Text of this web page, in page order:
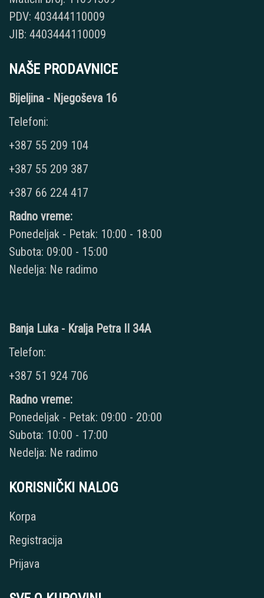
PDV: 403444110009
JIB: 4403444110009
NAŠE PRODAVNICE
Bijeljina - Njegoševa 16
Telefoni:
+387 55 209 104
+387 55 209 387
+387 66 224 417
Radno vreme:
Ponedeljak - Petak: 10:00 - 18:00
Subota: 09:00 - 15:00
Nedelja: Ne radimo
Banja Luka - Kralja Petra II 34A
Telefon:
+387 51 924 706
Radno vreme:
Ponedeljak - Petak: 09:00 - 20:00
Subota: 10:00 - 17:00
Nedelja: Ne radimo
KORISNIČKI NALOG
Korpa
Registracija
Prijava